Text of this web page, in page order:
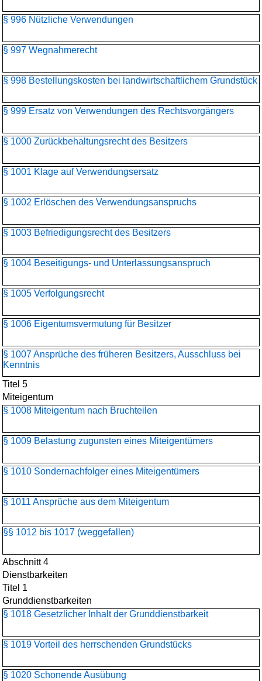
§ 996 Nützliche Verwendungen
§ 997 Wegnahmerecht
§ 998 Bestellungskosten bei landwirtschaftlichem Grundstück
§ 999 Ersatz von Verwendungen des Rechtsvorgängers
§ 1000 Zurückbehaltungsrecht des Besitzers
§ 1001 Klage auf Verwendungsersatz
§ 1002 Erlöschen des Verwendungsanspruchs
§ 1003 Befriedigungsrecht des Besitzers
§ 1004 Beseitigungs- und Unterlassungsanspruch
§ 1005 Verfolgungsrecht
§ 1006 Eigentumsvermutung für Besitzer
§ 1007 Ansprüche des früheren Besitzers, Ausschluss bei
Kenntnis
Titel 5
Miteigentum
§ 1008 Miteigentum nach Bruchteilen
§ 1009 Belastung zugunsten eines Miteigentümers
§ 1010 Sondernachfolger eines Miteigentümers
§ 1011 Ansprüche aus dem Miteigentum
§§ 1012 bis 1017 (weggefallen)
Abschnitt 4
Dienstbarkeiten
Titel 1
Grunddienstbarkeiten
§ 1018 Gesetzlicher Inhalt der Grunddienstbarkeit
§ 1019 Vorteil des herrschenden Grundstücks
§ 1020 Schonende Ausübung